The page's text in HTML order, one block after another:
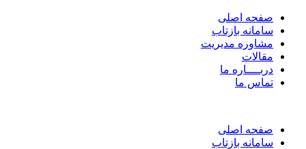
صفحه اصلی
سامانه بازتاب
مشاوره مدیریت
مقالات
دربــــاره ما
تماس ما
صفحه اصلی
سامانه بازتاب